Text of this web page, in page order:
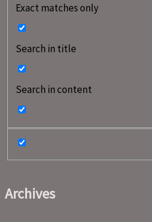
Exact matches only
Search in title
Search in content
Archives